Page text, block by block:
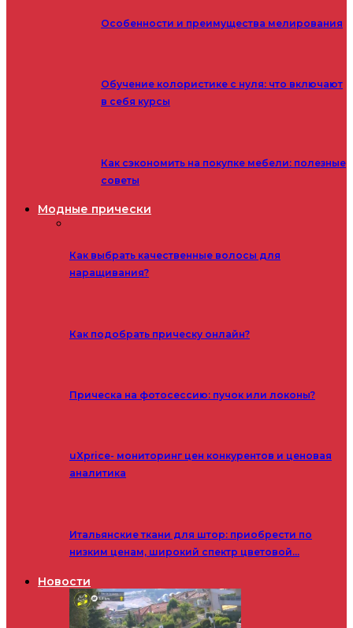
Особенности и преимущества мелирования
Обучение колористике с нуля: что включают
в себя курсы
Как сэкономить на покупке мебели: полезные
советы
Модные прически
Как выбрать качественные волосы для
наращивания?
Как подобрать прическу онлайн?
Прическа на фотосессию: пучок или локоны?
uXprice- мониторинг цен конкурентов и ценовая
аналитика
Итальянские ткани для штор: приобрести по
низким ценам, широкий спектр цветовой…
Новости